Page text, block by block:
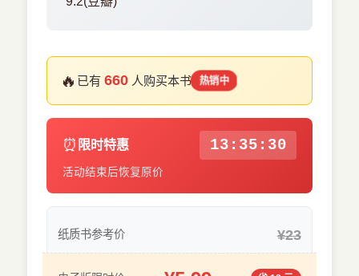
🔥 已有660 人购买本书 热销中
⏰ 限时特惠 13:35:30
活动结束后恢复原价
纸质书参考价 ¥23